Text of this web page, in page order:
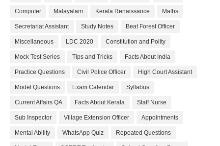
Computer Malayalam Kerala Renaissance Maths
Secretariat Assistant Study Notes Beat Forest Officer
Miscellaneous LDC 2020 Constitution and Polity
Mock Test Series Tips and Tricks Facts About India
Practice Questions Civil Police Officer High Court Assistant
Model Questions Exam Calendar Syllabus
Current Affairs QA Facts About Kerala Staff Nurse
Sub Inspector Village Extension Officer Appointments
Mental Ability WhatsApp Quiz Repeated Questions